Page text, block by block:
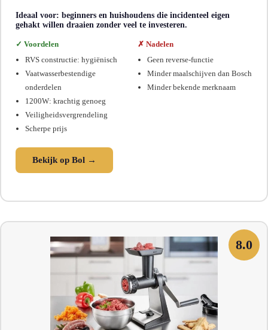
Ideaal voor: beginners en huishoudens die incidenteel eigen
gehakt willen draaien zonder veel te investeren.
✓ Voordelen
RVS constructie: hygiënisch
Vaatwasserbestendige
onderdelen
1200W: krachtig genoeg
Veiligheidsvergrendeling
Scherpe prijs
✗ Nadelen
Geen reverse-functie
Minder maalschijven dan Bosch
Minder bekende merknaam
Bekijk op Bol →
8.0